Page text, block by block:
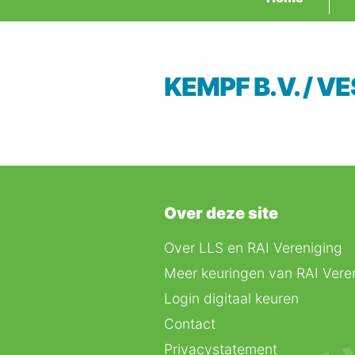
KEMPF B.V. /
Over deze site
Over LLS en RAI Vereniging
Meer keuringen van RAI
Login digitaal keuren
Contact
Privacystatement